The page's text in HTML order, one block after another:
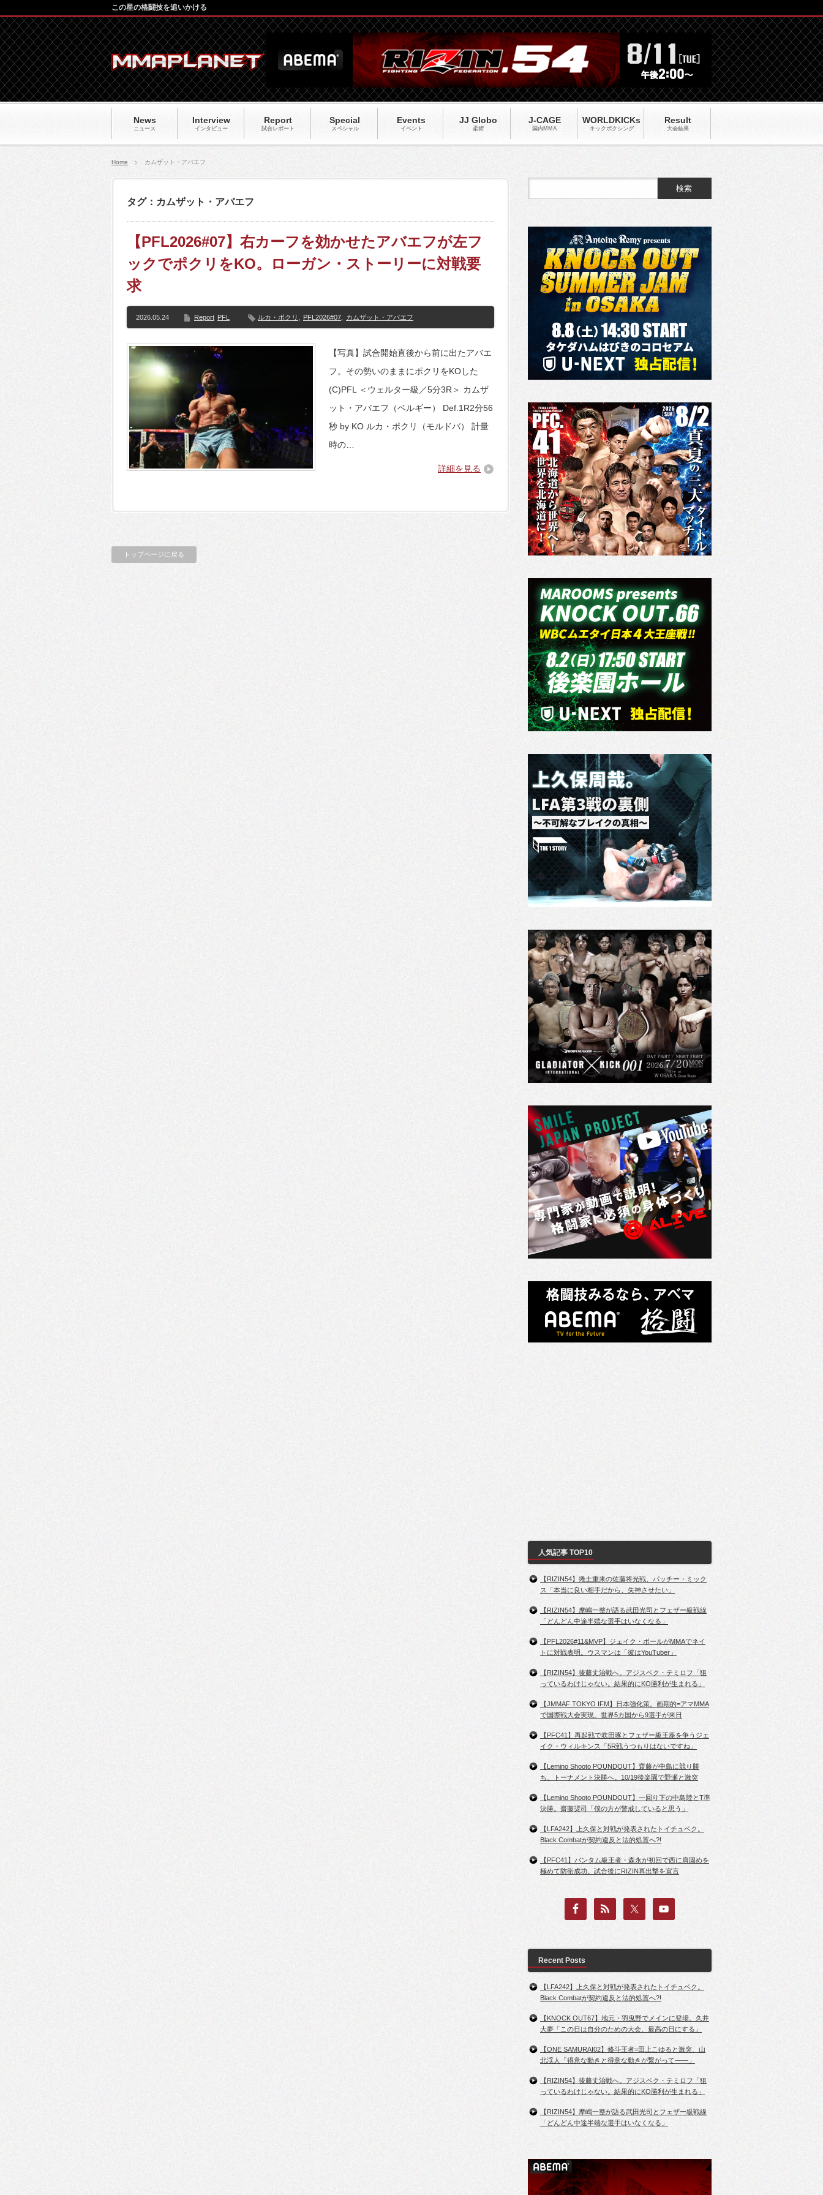
News
ニュース
Interview
インタビュー
Report
試合レポート
Special
スペシャル
Events
イベント
JJ Globo
柔術
J-CAGE
国内MMA
WORLDKICKs
キックポクシング
Result
大会結果
この星の格闘技を追いかける
Home カムザット・アバエフ
タグ：カムザット・アバエフ
【PFL2026#07】右カーフを効かせたアバエフが左フ
ックでポクリをKO。ローガン・ストーリーに対戦要
求
2026.05.24 Report PFL ルカ・ポクリ PFL2026#07 カムザット・アバエフ
【写真】試合開始直後から前に出たアバエ
フ。その勢いのままにポクリをKOした
(C)PFL ＜ウェルター級／5分3R＞ カムザ
ット・アバエフ（ベルギー） Def.1R2分56
秒 by KO ルカ・ポクリ（モルドバ） 計量
時の…
詳細を見る
トップページに戻る
人気記事 TOP10
【RIZIN54】捲土重来の佐藤将光戦、パッチー・ミック
ス「本当に良い相手だから、失神させたい」
【RIZIN54】摩嶋一整が語る武田光司とフェザー級戦線
「どんどん中途半端な選手はいなくなる」
【PFL2026#11&MVP】ジェイク・ポールがMMAでネイ
トに対戦表明。ウスマンは「彼はYouTuber」
【RIZIN54】後藤丈治戦へ。アジスベク・テミロフ「狙
っているわけじゃない。結果的にKO勝利が生まれる」
【JMMAF TOKYO IFM】日本強化策。画期的=アマMMA
で国際戦大会実現。世界5カ国から9選手が来日
【PFC41】再起戦で吹田琢とフェザー級王座を争うジェ
イク・ウィルキンス「5R戦うつもりはないですね」
【Lemino Shooto POUNDOUT】齋藤が中島に競り勝
ち、トーナメント決勝へ。10/19後楽園で野瀬と激突
【Lemino Shooto POUNDOUT】一回り下の中島陸とT準
決勝。齋藤奨司「僕の方が警戒していると思う」
【LFA242】上久保と対戦が発表されたトイチュベク。
Black Combatが契約違反と法的処置へ?!
【PFC41】バンタム級王者・森永が初回で西に肩固めを
極めて防衛成功。試合後にRIZIN再出撃を宣言
Recent Posts
【LFA242】上久保と対戦が発表されたトイチュベク。
Black Combatが契約違反と法的処置へ?!
【KNOCK OUT67】地元・羽曳野でメインに登場。久井
大夢「この日は自分のための大会、最高の日にする」
【ONE SAMURAI02】修斗王者=田上こゆると激突、山
北渓人「得意な動きと得意な動きが繋がって――」
【RIZIN54】後藤丈治戦へ。アジスベク・テミロフ「狙
っているわけじゃない。結果的にKO勝利が生まれる」
【RIZIN54】摩嶋一整が語る武田光司とフェザー級戦線
「どんどん中途半端な選手はいなくなる」